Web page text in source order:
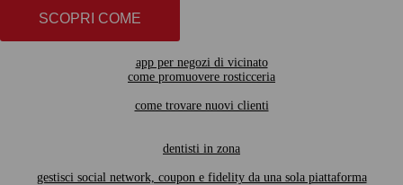
SCOPRI COME
app per negozi di vicinato
come promuovere rosticceria
come trovare nuovi clienti
dentisti in zona
gestisci social network, coupon e fidelity da una sola piattaforma